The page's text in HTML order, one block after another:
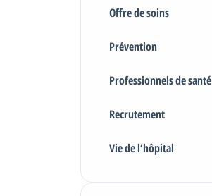
Offre de soins
Prévention
Professionnels de santé
Recrutement
Vie de l’hôpital